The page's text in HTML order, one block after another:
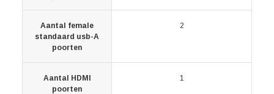
Aantal female
standaard usb-A
poorten
2
Aantal HDMI
poorten
1